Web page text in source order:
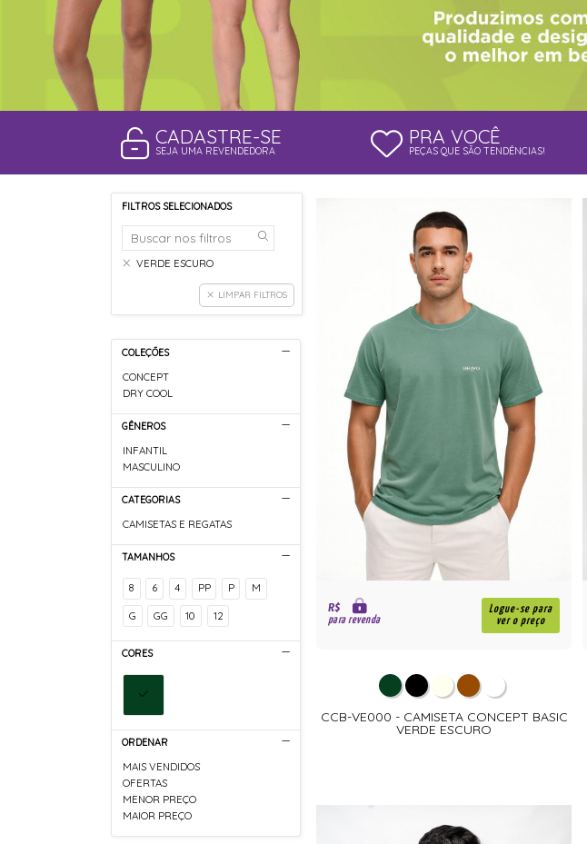
CADASTRE-SE
SEJA UMA REVENDEDORA
PRA VOCÊ
PEÇAS QUE SÃO TENDÊNCIAS!
FILTROS SELECIONADOS
VERDE ESCURO
LIMPAR FILTROS
COLEÇÕES
CONCEPT
DRY COOL
GÊNEROS
INFANTIL
MASCULINO
CATEGORIAS
CAMISETAS E REGATAS
TAMANHOS
8 6 4 PP P M
G GG 10 12
CORES
ORDENAR
MAIS VENDIDOS
OFERTAS
MENOR PREÇO
MAIOR PREÇO
R$
para revenda
Logue-se para
ver o preço
CCB-VE000 - CAMISETA CONCEPT BASIC
VERDE ESCURO